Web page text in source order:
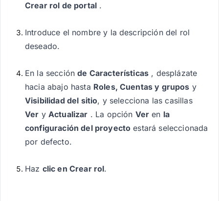
Crear rol de portal .
Introduce el nombre y la descripción del rol
deseado.
En la secciónde Características , desplázate
hacia abajo hasta Roles, Cuentas y grupos y
Visibilidad del sitio, y selecciona las casillas
Ver y Actualizar . La opción Ver en la
configuración del proyecto estará seleccionada
por defecto.
Haz clic en Crear rol.